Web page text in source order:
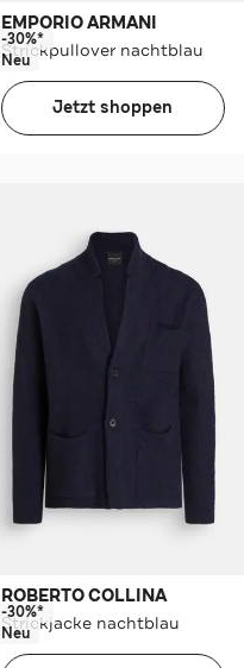
EMPORIO ARMANI
Strickpullover nachtblau
-30%*
Neu
Jetzt shoppen
ROBERTO COLLINA
Strickjacke nachtblau
-30%*
Neu